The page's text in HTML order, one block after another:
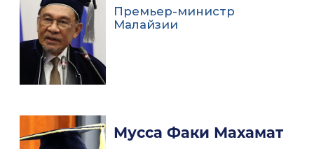
Премьер-министр
Малайзии
Мусса Факи Махамат